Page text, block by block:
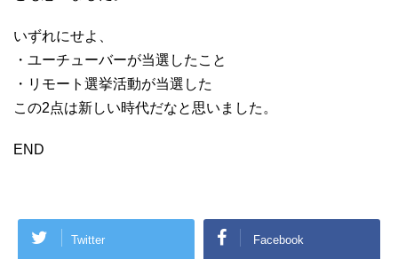
いずれにせよ、
・ユーチューバーが当選したこと
・リモート選挙活動が当選した
この2点は新しい時代だなと思いました。
END
Twitter Facebook